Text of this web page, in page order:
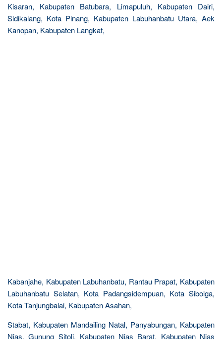
Kisaran, Kabupaten Batubara, Limapuluh, Kabupaten Dairi,
Sidikalang, Kota Pinang, Kabupaten Labuhanbatu Utara, Aek
Kanopan, Kabupaten Langkat,
Kabanjahe, Kabupaten Labuhanbatu, Rantau Prapat, Kabupaten
Labuhanbatu Selatan, Kota Padangsidempuan, Kota Sibolga,
Kota Tanjungbalai, Kabupaten Asahan,
Stabat, Kabupaten Mandailing Natal, Panyabungan, Kabupaten
Nias, Gunung Sitoli, Kabupaten Nias Barat, Kabupaten Nias